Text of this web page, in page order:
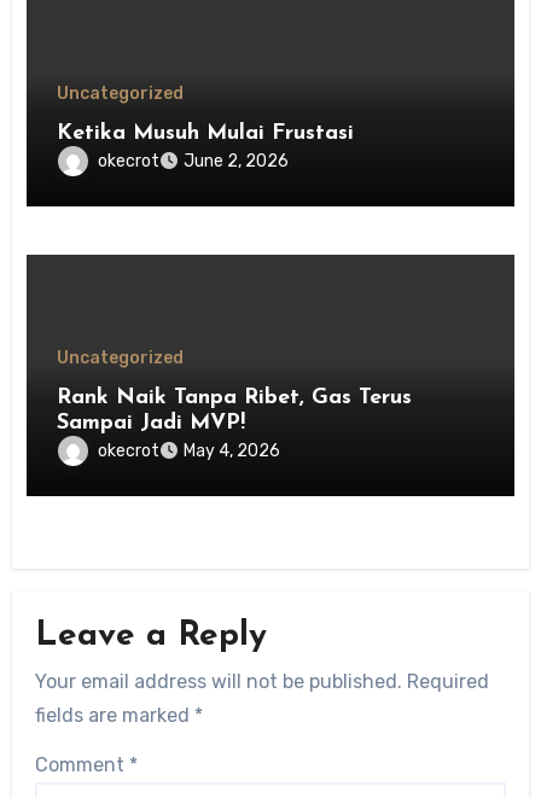
Uncategorized
Ketika Musuh Mulai Frustasi
okecrot June 2, 2026
Uncategorized
Rank Naik Tanpa Ribet, Gas Terus
Sampai Jadi MVP!
okecrot May 4, 2026
Leave a Reply
Your email address will not be published. Required
fields are marked *
Comment *